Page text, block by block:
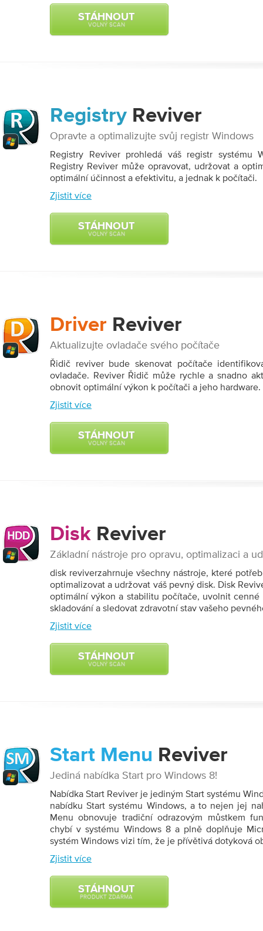
STÁHNOUT
VOLNÝ SCAN
Registry Reviver
Opravte a optimalizujte svůj registr Windows
Registry Reviver prohledá váš registr systému
Registry Reviver může opravovat, udržovat a
optimální účinnost a efektivitu, a jednak k počítači.
Zjistit více
STÁHNOUT
VOLNÝ SCAN
Driver Reviver
Aktualizujte ovladače svého počítače
Řidič reviver bude skenovat počítače
ovladače. Reviver Řidič může rychle a snadno
obnovit optimální výkon k počítači a jeho hardware.
Zjistit více
STÁHNOUT
VOLNÝ SCAN
Disk Reviver
Základní nástroje pro opravu, optimalizaci a
disk reviverzahrnuje všechny nástroje, které
optimalizovat a udržovat váš pevný disk. Disk
optimální výkon a stabilitu počítače, uvolnit cenné
skladování a sledovat zdravotní stav vašeho
Zjistit více
STÁHNOUT
VOLNÝ SCAN
Start Menu Reviver
Jediná nabídka Start pro Windows 8!
Nabídka Start Reviver je jediným Start systému
nabídku Start systému Windows, a to nejen jej
Menu obnovuje tradiční odrazovým můstkem
chybí v systému Windows 8 a plně doplňuje
systém Windows vizi tím, že je přívětivá dotyková
Zjistit více
STÁHNOUT
PRODUKT ZDARMA